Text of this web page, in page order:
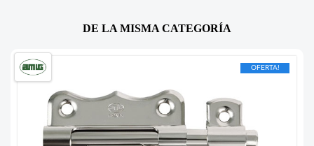
DE LA MISMA CATEGORÍA
OFERTA!